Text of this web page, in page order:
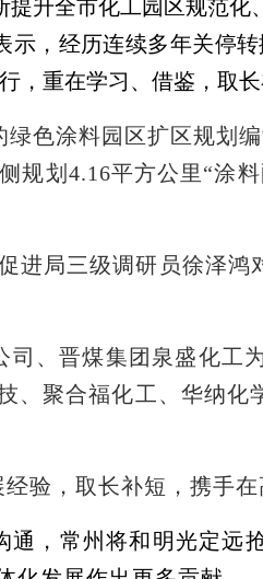
升全市化工园区规范化
，经历连续多年关停
重在学习、借鉴，取
绿色涂料园区扩区规划
规划4.16平方公里“涂
进局三级调研员徐泽
司、晋煤集团泉盛化工
、聚合福化工、华纳
验，取长补短，携手在
， 常州将和明光定远